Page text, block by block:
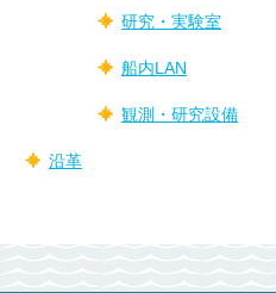
研究・実験室
船内LAN
観測・研究設備
沿革